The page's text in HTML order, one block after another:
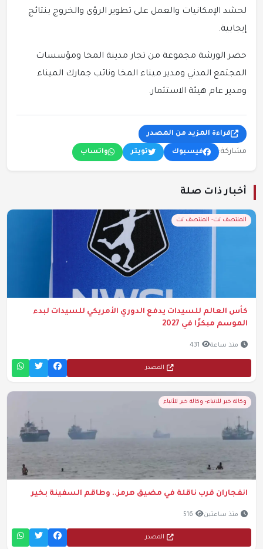
لحشد الإمكانيات والعمل على تطوير الرؤى والخروج بنتائج
إيجابية.
حضر الورشة مجموعة من تجار مدينة المخا ومؤسسات
المجتمع المدني ومدير ميناء المخا ونائب جمارك الميناء
ومدير عام هيئة الاستثمار.
قراءة المزيد من المصدر
مشاركة: فيسبوك تويتر واتساب
أخبار ذات صلة
المنتصف نت- المنتصف نت
كأس العالم للسيدات يدفع الدوري الأمريكي للسيدات لبدء
الموسم مبكرًا في 2027
منذ ساعة 431
المصدر
وكالة خبر للانباء- وكالة خبر للأنباء
انفجاران قرب ناقلة في مضيق هرمز.. وطاقم السفينة بخير
منذ ساعتين 516
المصدر